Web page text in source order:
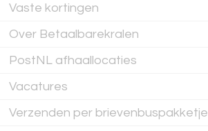
Vaste kortingen
Over Betaalbarekralen
PostNL afhaallocaties
Vacatures
Verzenden per brievenbuspakketje